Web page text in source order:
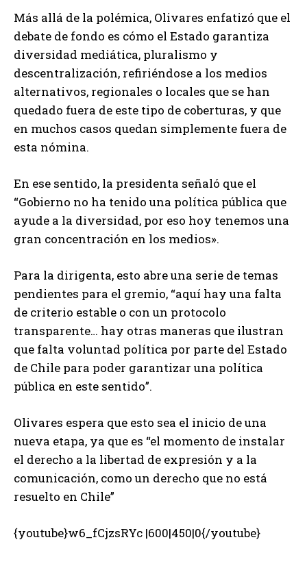
Más allá de la polémica, Olivares enfatizó que el
debate de fondo es cómo el Estado garantiza
diversidad mediática, pluralismo y
descentralización, refiriéndose a los medios
alternativos, regionales o locales que se han
quedado fuera de este tipo de coberturas, y que
en muchos casos quedan simplemente fuera de
esta nómina.
En ese sentido, la presidenta señaló que el
“Gobierno no ha tenido una política pública que
ayude a la diversidad, por eso hoy tenemos una
gran concentración en los medios».
Para la dirigenta, esto abre una serie de temas
pendientes para el gremio, “aquí hay una falta
de criterio estable o con un protocolo
transparente… hay otras maneras que ilustran
que falta voluntad política por parte del Estado
de Chile para poder garantizar una política
pública en este sentido”.
Olivares espera que esto sea el inicio de una
nueva etapa, ya que es “el momento de instalar
el derecho a la libertad de expresión y a la
comunicación, como un derecho que no está
resuelto en Chile”
{youtube}w6_fCjzsRYc |600|450|0{/youtube}